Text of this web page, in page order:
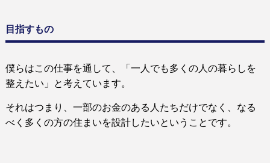
目 指すもの
僕らはこの仕事を通して、
「一人でも多くの人の暮らしを
整えたい」
と考えています。
それはつまり、一部のお金のある人たちだけでなく、なる
べく多くの方の住まいを設計したいということです。